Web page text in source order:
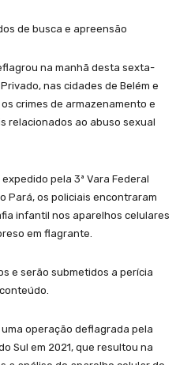
de busca e apreensão
na manhã desta sexta-
nas cidades de Belém e
crimes de armazenamento e
relacionados ao abuso sexual
pela 3ª Vara Federal
Pará, os policiais encontraram
infantil nos aparelhos celulares
em flagrante.
e serão submetidos a perícia
operação deflagrada pela
Sul em 2021, que resultou na